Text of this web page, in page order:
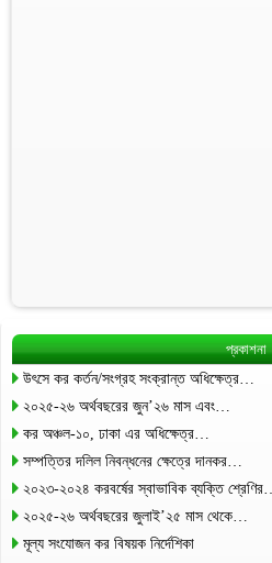
প্রকাশনা
উৎসে কর কর্তন/সংগ্রহ সংক্রান্ত অধিক্ষেত্র…
২০২৫-২৬ অর্থবছরের জুন’২৬ মাস এবং…
কর অঞ্চল-১০, ঢাকা এর অধিক্ষেত্র…
সম্পত্তির দলিল নিবন্ধনের ক্ষেত্রে দানকর…
২০২৩-২০২৪ করবর্ষের স্বাভাবিক ব্যক্তি শ্রেণির…
২০২৫-২৬ অর্থবছরের জুলাই’২৫ মাস থেকে…
মূল্য সংযোজন কর বিষয়ক নির্দেশিকা